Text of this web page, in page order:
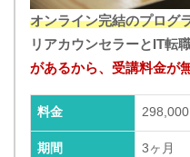
オンライン完結のプログ
リアカウンセラーとIT転
があるから、受講料金が
料金
期間 3ヶ月